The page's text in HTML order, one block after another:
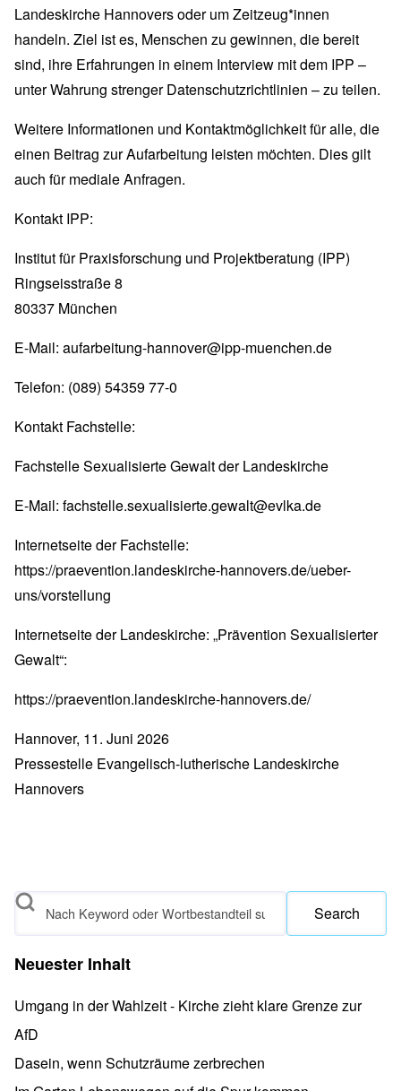
Landeskirche Hannovers oder um Zeitzeug*innen
handeln. Ziel ist es, Menschen zu gewinnen, die bereit
sind, ihre Erfahrungen in einem Interview mit dem IPP –
unter Wahrung strenger Datenschutzrichtlinien – zu teilen.
Weitere Informationen und Kontaktmöglichkeit für alle, die
einen Beitrag zur Aufarbeitung leisten möchten. Dies gilt
auch für mediale Anfragen.
Kontakt IPP:
Institut für Praxisforschung und Projektberatung (IPP)
Ringseisstraße 8
80337 München
E-Mail: aufarbeitung-hannover@ipp-muenchen.de
Telefon: (089) 54359 77-0
Kontakt Fachstelle:
Fachstelle Sexualisierte Gewalt der Landeskirche
E-Mail: fachstelle.sexualisierte.gewalt@evlka.de
Internetseite der Fachstelle:
https://praevention.landeskirche-hannovers.de/ueber-
uns/vorstellung
Internetseite der Landeskirche: „Prävention Sexualisierter
Gewalt“:
https://praevention.landeskirche-hannovers.de/
Hannover, 11. Juni 2026
Pressestelle Evangelisch-lutherische Landeskirche
Hannovers
Search
Neuester Inhalt
Umgang in der Wahlzeit - Kirche zieht klare Grenze zur
AfD
Dasein, wenn Schutzräume zerbrechen